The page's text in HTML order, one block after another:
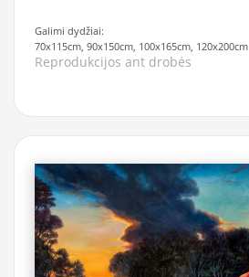
Galimi dydžiai:
70x115cm, 90x150cm, 100x165cm, 120x200cm
Reprodukcijos ant drobės